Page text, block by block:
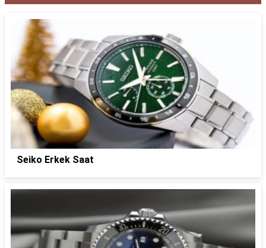
Seiko Erkek Saat